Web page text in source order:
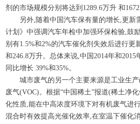
剂的市场规模分别将达到1289.6万升 和
另外,随着中国汽车保有量的增长,更
计划》中强调汽车年检中加强环保检验,鼓
别有1.5%和2%的汽车催化剂失效后进行
和246.8万升。总体来说,中国2014年和
同比增长 39%和35%。
城市废气的另一个主要来源是工业生
废气(VOC)。根据“中国稀土”报道(稀土净
化性质,能在中高浓度环境下对有机废气进
混合时有效提高光催化效率,在室温下催化